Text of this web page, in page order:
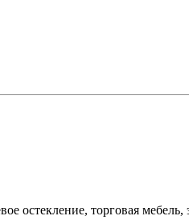
остекление, торговая